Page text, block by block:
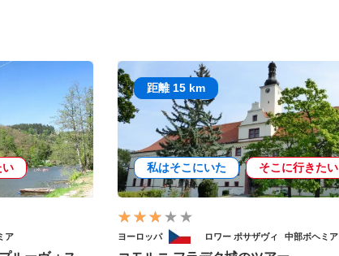
い
ア
距離 15 km
私はそこにいた そこに行きたい
ヨーロッパ ロワー ポサザヴィ 中部ボヘミア